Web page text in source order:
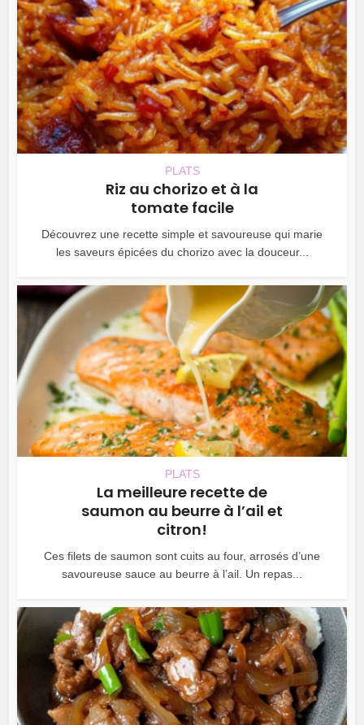
PLATS
Riz au chorizo et à la
tomate facile
Découvrez une recette simple et savoureuse qui marie
les saveurs épicées du chorizo avec la douceur...
PLATS
La meilleure recette de
saumon au beurre à l’ail et
citron!
Ces filets de saumon sont cuits au four, arrosés d’une
savoureuse sauce au beurre à l’ail. Un repas...